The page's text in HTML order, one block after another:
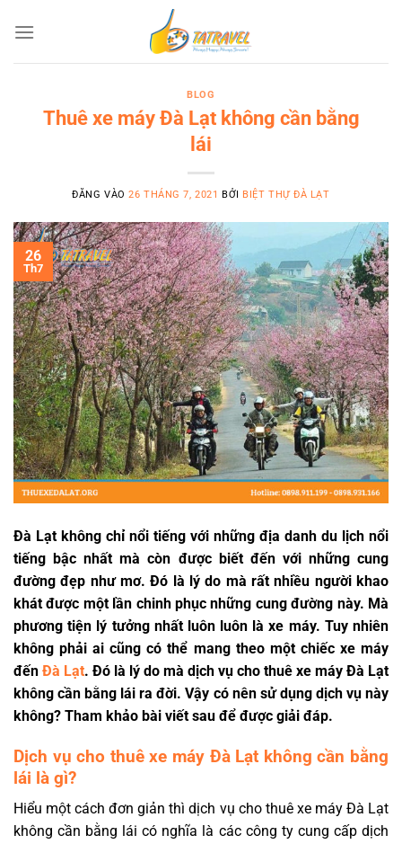
qua
BLOG
Thuê xe máy Đà Lạt không cần bằng
lái
ĐĂNG VÀO26 THÁNG 7, 2021 BỞI BIỆT THỰ ĐÀ LẠT
26
Th7
Đà Lạt không chỉ nổi tiếng với những địa danh du lịch nổi
tiếng bậc nhất mà còn được biết đến với những cung
đường đẹp như mơ. Đó là lý do mà rất nhiều người khao
khát được một lần chinh phục những cung đường này. Mà
phương tiện lý tưởng nhất luôn luôn là xe máy. Tuy nhiên
không phải ai cũng có thể mang theo một chiếc xe máy
đến Đà Lạt. Đó là lý do mà dịch vụ cho thuê xe máy Đà Lạt
không cần bằng lái ra đời. Vậy có nên sử dụng dịch vụ này
không? Tham khảo bài viết sau để được giải đáp.
Dịch vụ cho thuê xe máy Đà Lạt không cần bằng
lái là gì?
Hiểu một cách đơn giản thì dịch vụ cho thuê xe máy Đà Lạt
không cần bằng lái có nghĩa là các công ty cung cấp dịch